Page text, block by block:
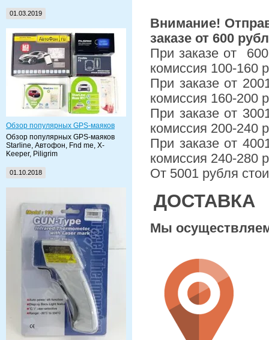
01.03.2019
Обзор популярных GPS-маяков
Обзор популярных GPS-маяков
Starline, Автофон, Fnd me, X-
Keeper, Piligrim
01.10.2018
Внимание!
заказе от 600
При заказе от
комиссия 100-160
При заказе от
комиссия 160-200
При заказе от
комиссия 200-240
При заказе от
комиссия 240-280
От 5001 рубля
ДОСТАВКА
Мы